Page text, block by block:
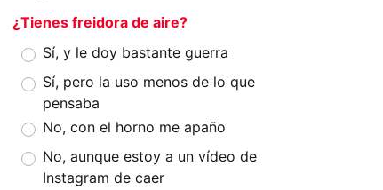
¿Tienes freidora de aire?
Sí, y le doy bastante guerra
Sí, pero la uso menos de lo que
pensaba
No, con el horno me apaño
No, aunque estoy a un vídeo de
Instagram de caer